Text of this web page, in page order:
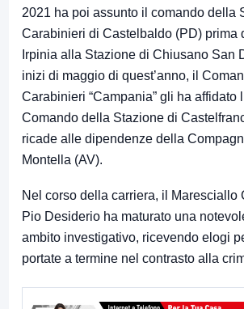
2021 ha poi assunto il comando della
Carabinieri di Castelbaldo (PD) prima
Irpinia alla Stazione di Chiusano San
inizi di maggio di quest’anno, il
Carabinieri “Campania” gli ha affidato
Comando della Stazione di
ricade alle dipendenze della
Montella (AV).
Nel corso della carriera, il Maresciallo
Pio Desiderio ha maturato una
ambito investigativo, ricevendo elogi
portate a termine nel contrasto alla